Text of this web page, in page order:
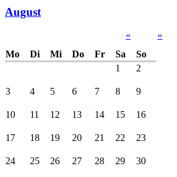
August
«
»
Mo
Di Mi Do Fr Sa
So
1
2
3 4 5 6 7 8 9
10 11 12 13 14 15 16
17 18 19 20 21 22 23
24 25 26 27 28 29 30